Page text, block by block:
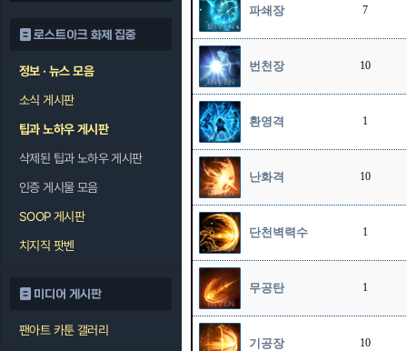
로스트아크 화제 집중
정보 · 뉴스 모음
소식 게시판
팁과 노하우 게시판
삭제된 팁과 노하우 게시판
인증 게시물 모음
SOOP 게시판
치지직 팟벤
미디어 게시판
팬아트 카툰 갤러리
파쇄장 7
번천장 10
환영격 1
난화격 10
단천벽력수 1
무공탄 1
기공장 10